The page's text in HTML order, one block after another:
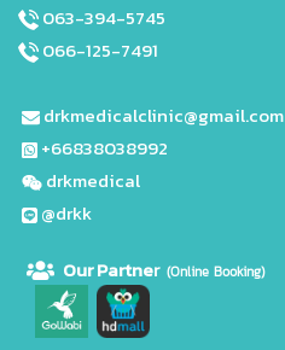
063-394-5745
066-125-7491
drkmedicalclinic@gmail.com
+66838038992
drkmedical
@drkk
Our Partner (Online Booking)